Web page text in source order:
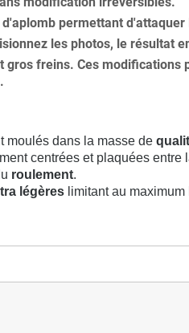
d'aplomb permettant
les photos, le résultat
freins. Ces
.
moulés dans la masse de
centrées et plaquées entre
roulement.
légères limitant au